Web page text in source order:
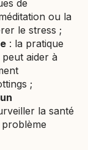
de
ou la
le stress ;
: la pratique
aider à
;
la santé